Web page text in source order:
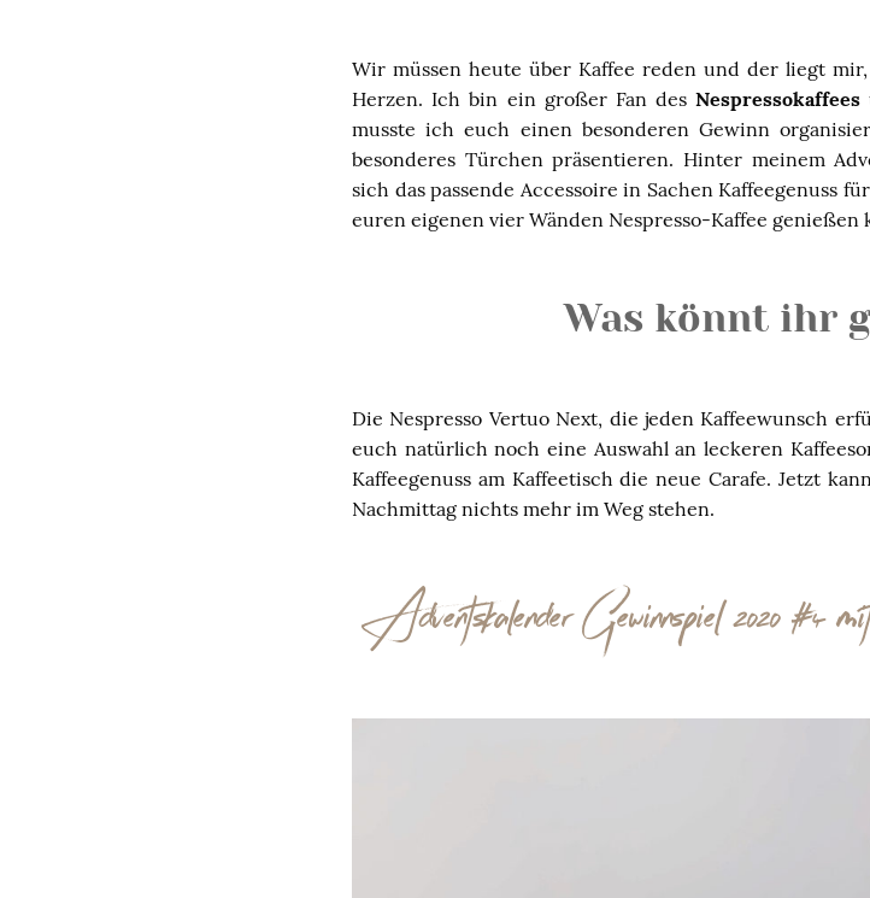
Wir müssen heute über Kaffee reden und der liegt
Herzen. Ich bin ein großer Fan desNespressokaffees
musste ich euch einen besonderen Gewinn
besonderes Türchen präsentieren. Hinter meinem
sich das passende Accessoire in Sachen Kaffeegenuss
euren eigenen vier Wänden Nespresso-Kaffee genießen
Was könnt ihr
Die Nespresso Vertuo Next, die jeden Kaffeewunsch
euch natürlich noch eine Auswahl an leckeren
Kaffeegenuss am Kaffeetisch die neue Carafe. Jetzt
Nachmittag nichts mehr im Weg stehen.
Adventskalender Gewinnspiel 2020